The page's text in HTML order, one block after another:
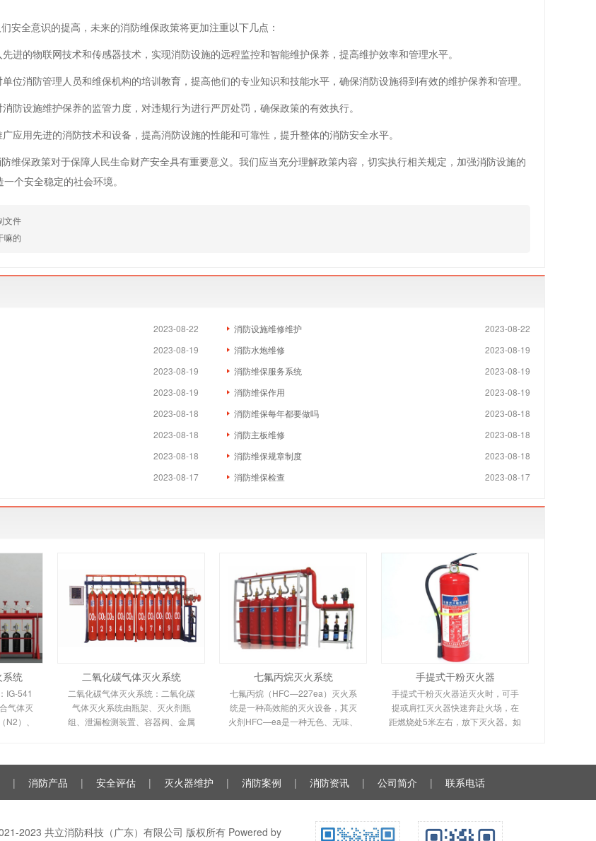
全意识的提高，未来的消防维保政策将更加注重以下几点：
进的物联网技术和传感器技术，实现消防设施的远程监控和智能维护保养，提高维护效率和管理水平。
位消防管理人员和维保机构的培训教育，提高他们的专业知识和技能水平，确保消防设施得到有效的维护保养和管理。
防设施维护保养的监管力度，对违规行为进行严厉处罚，确保政策的有效执行。
应用先进的消防技术和设备，提高消防设施的性能和可靠性，提升整体的消防安全水平。
保政策对于保障人民生命财产安全具有重要意义。我们应当充分理解政策内容，切实执行相关规定，加强消防设施的
个安全稳定的社会环境。
文件
嘛的
2023-08-22 2023-08-22
消防设施维修维护
2023-08-19
2023-08-19
消防水炮维修
2023-08-19
2023-08-19
消防维保服务系统
2023-08-19
2023-08-19
消防维保作用
2023-08-18
2023-08-18
消防维保每年都要做吗
2023-08-18
2023-08-18
消防主板维修
2023-08-18
2023-08-18
消防维保规章制度
2023-08-17
2023-08-17
消防维保检查
系统
IG-541
气体灭
）、
剂
二氧化碳气体灭火系统
二氧化碳气体灭火系统：二氧化碳
气体灭火系统由瓶架、灭火剂瓶
组、泄漏检测装置、容器阀、金属
反馈装置、灭火剂输送管、喷嘴、
驱动气体瓶组、电磁驱动
七氟丙烷灭火系统
七氟丙烷（HFC—227ea）灭火系
统是一种高效能的灭火设备，其灭
火剂HFC—ea是一种无色、无味、
（ODP）为零，是卤代烷1211、
130
手提式干粉灭火器
手提式干粉灭火器适灭火时，可手
提或肩扛灭火器快速奔赴火场，在
距燃烧处5米左右，放下灭火器。如
式的，操作者应一手紧握喷枪、另
一手提起储气瓶上的
| 消防产品 | 安全评估 | 灭火器维护 | 消防案例 | 消防资讯 | 公司简介 | 联系电话
2023 共立消防科技（广东）有限公司 版权所有 Powered by